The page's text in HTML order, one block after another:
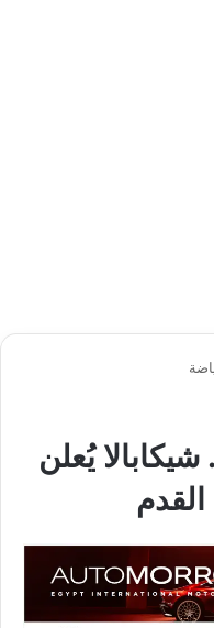
يُعلن
القدم